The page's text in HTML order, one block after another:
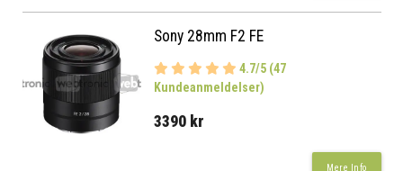
Sony 28mm F2 FE
4.7/5 (47
Kundeanmeldelser)
3390 kr
Mere Info